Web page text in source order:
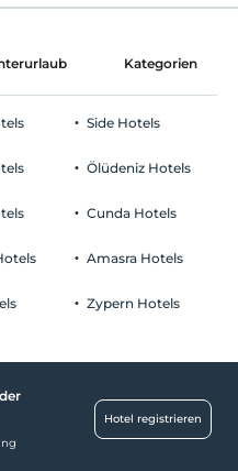
und alle Räume
zum Alter von 2 ist
Kind(er) unter 6
unter 6
Kategorien
Side Hotels
Ölüdeniz Hotels
Cunda Hotels
Amasra Hotels
Zypern Hotels
Hotel registrieren